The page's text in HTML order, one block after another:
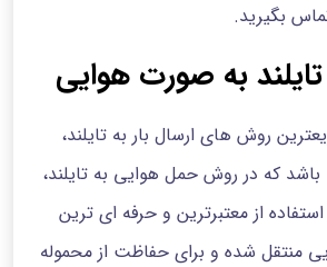
بگیرید.
تایلند به صورت هوایی
روش های ارسال بار به تایلند،
باشد که در روش حمل هوایی به تایلند،
از معتبرترین و حرفه ای ترین
منتقل شده و برای حفاظت از محموله